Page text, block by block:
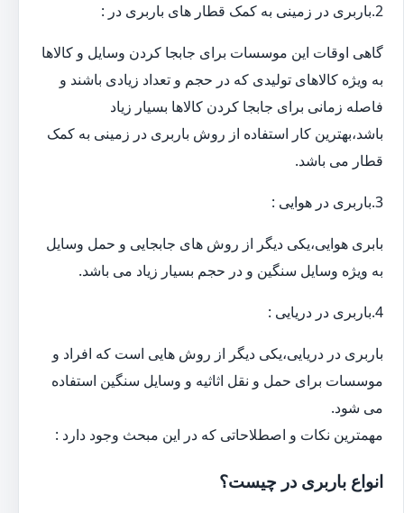
2.باربری در زمینی به کمک قطار های باربری در :
گاهی اوقات این موسسات برای جابجا کردن وسایل و کالاها
به ویژه کالاهای تولیدی که در حجم و تعداد زیادی باشند و
فاصله زمانی برای جابجا کردن کالاها بسیار زیاد
باشد،بهترین کار استفاده از روش باربری در زمینی به کمک
قطار می باشد.
3.باربری در هوایی :
بابری هوایی،یکی دیگر از روش های جابجایی و حمل وسایل
به ویژه وسایل سنگین و در حجم بسیار زیاد می باشد.
4.باربری در دریایی :
باربری در دریایی،یکی دیگر از روش هایی است که افراد و
موسسات برای حمل و نقل اثاثیه و وسایل سنگین استفاده
می شود.
مهمترین نکات و اصطلاحاتی که در این مبحث وجود دارد :
انواع باربری در چیست؟